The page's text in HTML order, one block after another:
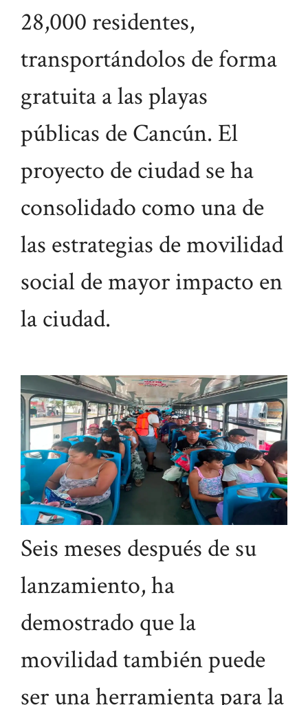
28,000 residentes,
transportándolos de forma
gratuita a las playas
públicas de Cancún. El
proyecto de ciudad se ha
consolidado como una de
las estrategias de movilidad
social de mayor impacto en
la ciudad.
Seis meses después de su
lanzamiento, ha
demostrado que la
movilidad también puede
ser una herramienta para la